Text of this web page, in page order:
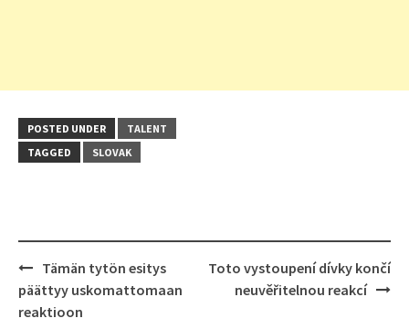
POSTED UNDER
TALENT
TAGGED
SLOVAK
Post
navigation
Tämän tytön esitys
päättyy uskomattomaan
reaktioon
Toto vystoupení dívky končí
neuvěřitelnou reakcí